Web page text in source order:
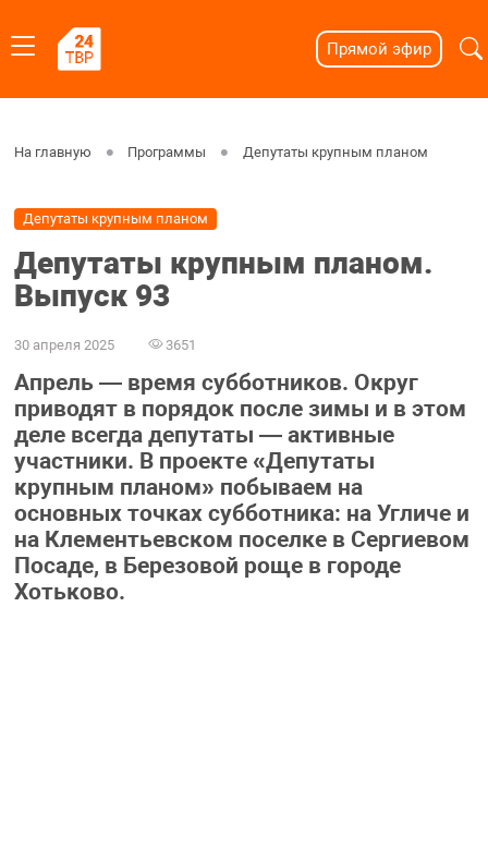
Прямой эфир
На главную Программы Депутаты крупным планом
Депутаты крупным планом
Депутаты крупным планом.
Выпуск 93
30 апреля 2025 3651
Апрель — время субботников. Округ
приводят в порядок после зимы и в этом
деле всегда депутаты — активные
участники. В проекте «Депутаты
крупным планом» побываем на
основных точках субботника: на Угличе и
на Клементьевском поселке в Сергиевом
Посаде, в Березовой роще в городе
Хотьково.